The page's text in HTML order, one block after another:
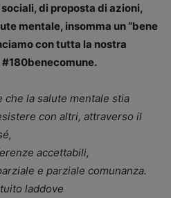
di proposta di azioni,
mentale, insomma un “bene
con tutta la nostra
che la salute mentale stia
con altri, attraverso il
accettabili,
e parziale comunanza.
laddove